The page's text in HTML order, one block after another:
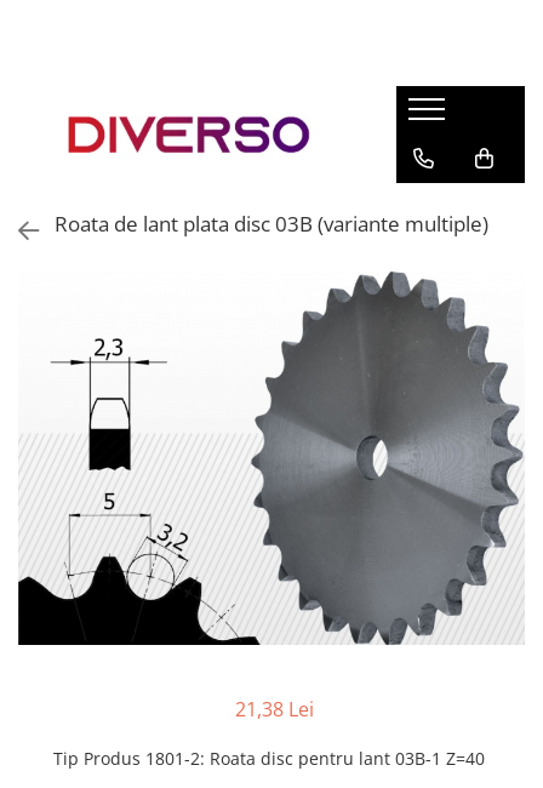
ASA
HIPS
MULTIMATERIAL
Roata de lant plata disc 03B (variante multiple)
21,38 Lei
Tip Produs 1801-2: Roata disc pentru lant 03B-1 Z=40